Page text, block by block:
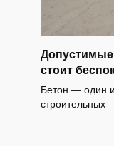
Допустимые
стоит
Бетон — один
строительных